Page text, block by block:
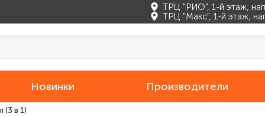
ТРЦ "РИО", 1-й этаж,
ТРЦ "Макс", 1-й этаж,
Новинки Производители
(3 в 1)